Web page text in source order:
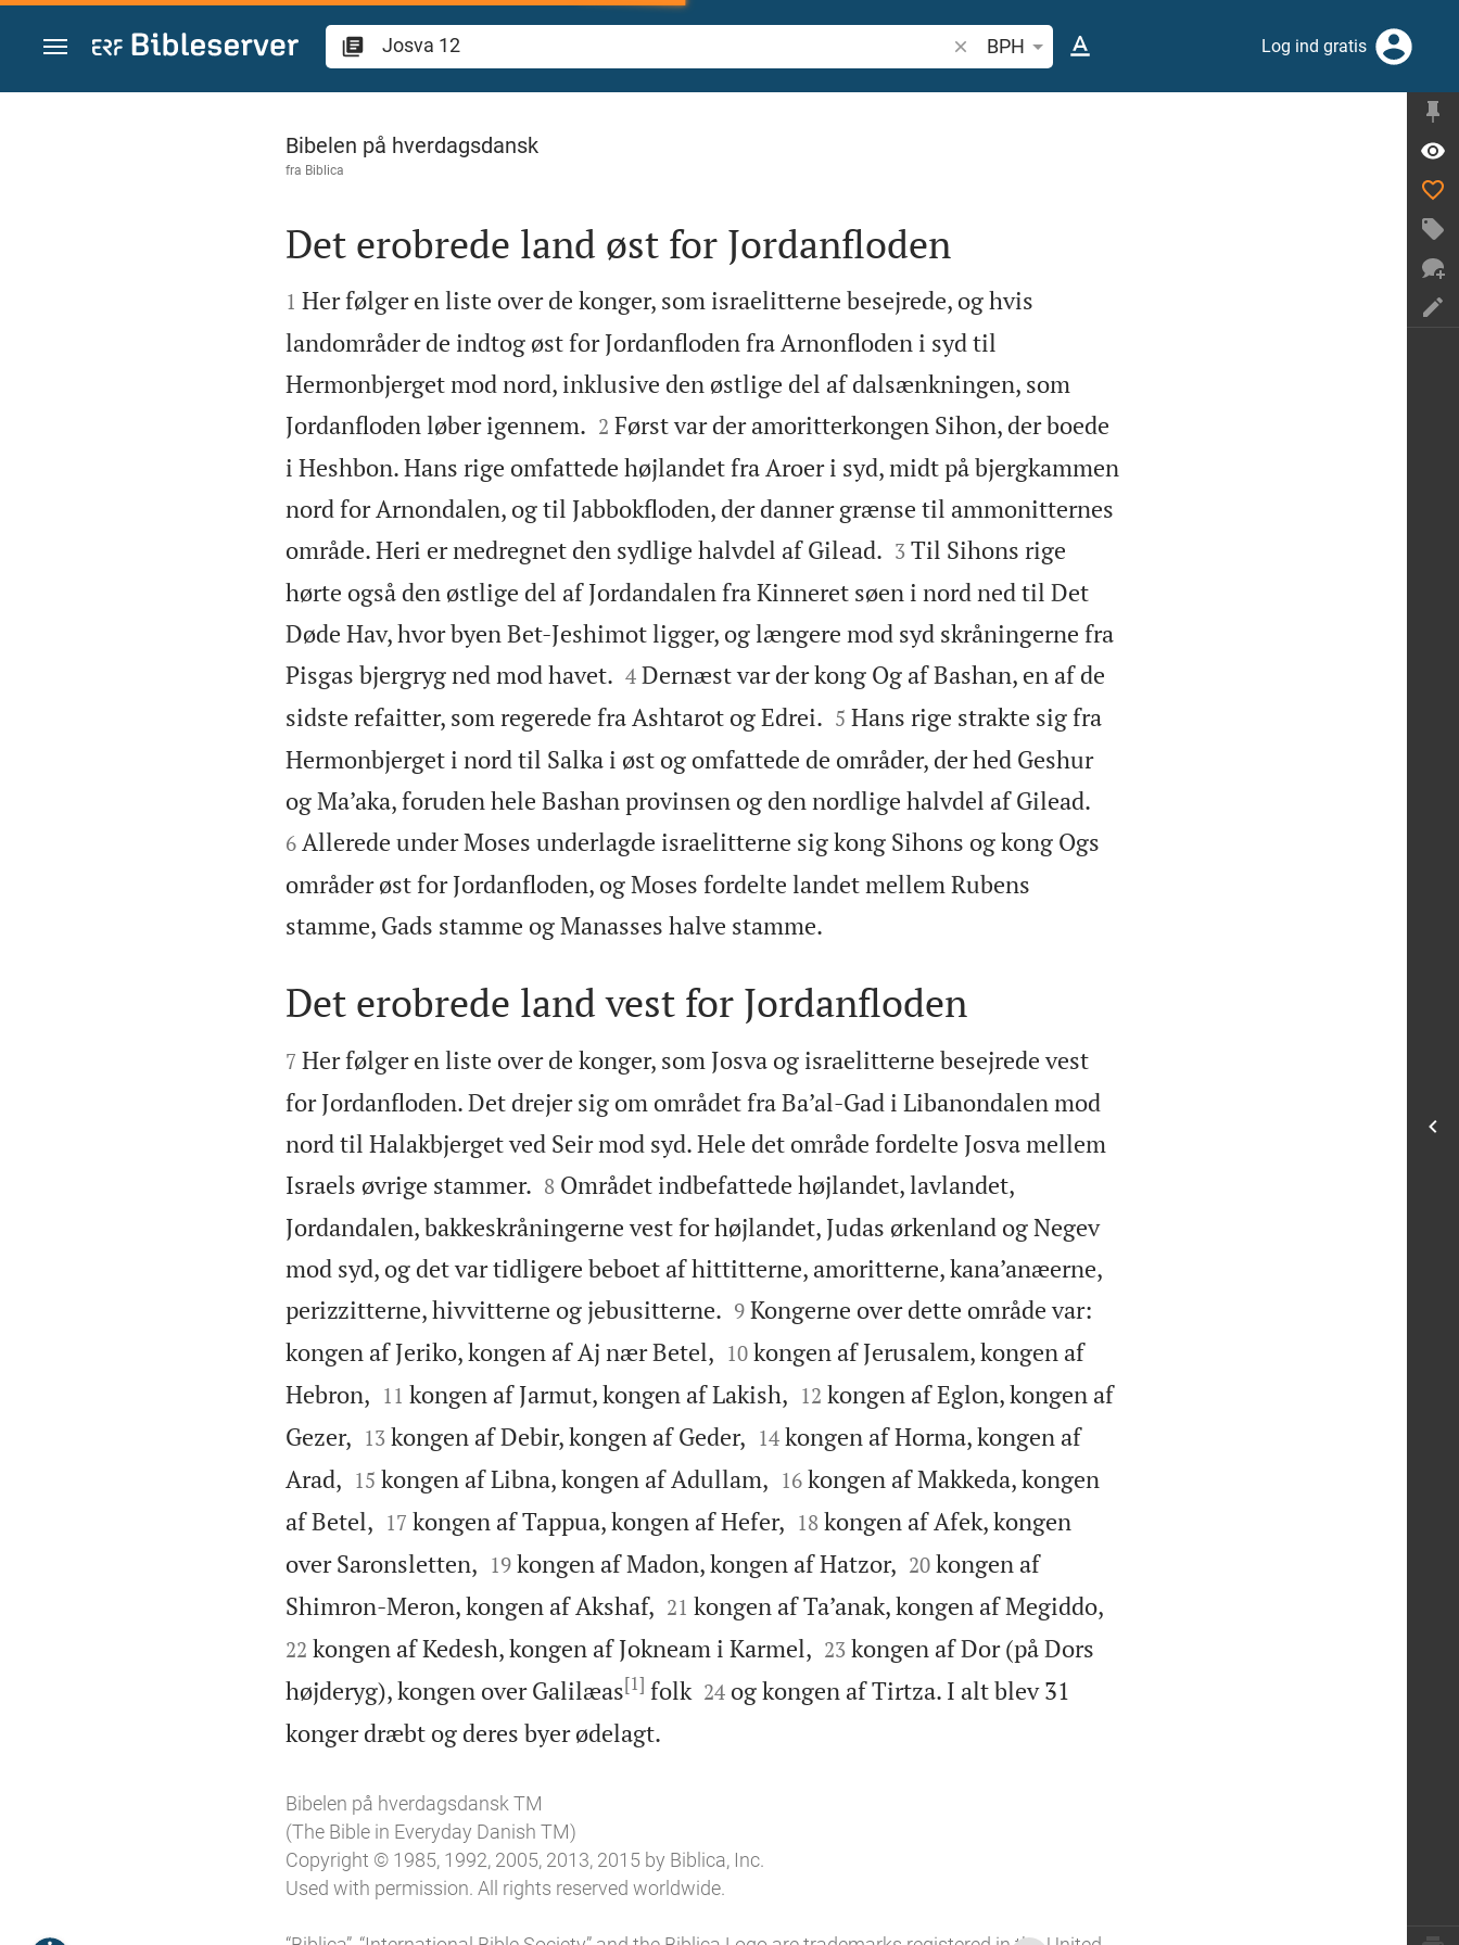
Gå til indhold
Søg efter bibelvers eller ord
BPH Log ind gratis
Josva 12
Bibelen på hverdagsdansk
fra Biblica

Det erobrede land øst for Jordanfloden

1 Her følger en liste over de konger, som israelitterne besejrede, og hvis
landområder de indtog øst for Jordanfloden fra Arnonfloden i syd til
Hermonbjerget mod nord, inklusive den østlige del af dalsænkningen, som
Jordanfloden løber igennem.
2 Først var der amoritterkongen Sihon, der boede
i Heshbon. Hans rige omfattede højlandet fra Aroer i syd, midt på bjergkammen
nord for Arnondalen, og til Jabbokfloden, der danner grænse til ammonitternes
område. Heri er medregnet den sydlige halvdel af Gilead.
3 Til Sihons rige
hørte også den østlige del af Jordandalen fra Kinneret søen i nord ned til Det
Døde Hav, hvor byen Bet-Jeshimot ligger, og længere mod syd skråningerne fra
Pisgas bjergryg ned mod havet.
4 Dernæst var der kong Og af Bashan, en af de
sidste refaitter, som regerede fra Ashtarot og Edrei.
5 Hans rige strakte sig fra
Hermonbjerget i nord til Salka i øst og omfattede de områder, der hed Geshur
og Ma’aka, foruden hele Bashan provinsen og den nordlige halvdel af Gilead.
6 Allerede under Moses underlagde israelitterne sig kong Sihons og kong Ogs
områder øst for Jordanfloden, og Moses fordelte landet mellem Rubens
stamme, Gads stamme og Manasses halve stamme.

Det erobrede land vest for Jordanfloden

7 Her følger en liste over de konger, som Josva og israelitterne besejrede vest
for Jordanfloden. Det drejer sig om området fra Ba’al-Gad i Libanondalen mod
nord til Halakbjerget ved Seir mod syd. Hele det område fordelte Josva mellem
Israels øvrige stammer.
8 Området indbefattede højlandet, lavlandet,
Jordandalen, bakkeskråningerne vest for højlandet, Judas ørkenland og Negev
mod syd, og det var tidligere beboet af hittitterne, amoritterne, kana’anæerne,
perizzitterne, hivvitterne og jebusitterne.
9 Kongerne over dette område var:
kongen af Jeriko, kongen af Aj nær Betel, 

10 kongen af Jerusalem, kongen af
Hebron, 

11 kongen af Jarmut, kongen af Lakish, 

12 kongen af Eglon, kongen af
Gezer, 

13 kongen af Debir, kongen af Geder, 

14 kongen af Horma, kongen af
Arad, 

15 kongen af Libna, kongen af Adullam, 

16 kongen af Makkeda, kongen
af Betel, 

17 kongen af Tappua, kongen af Hefer, 

18 kongen af Afek, kongen
over Saronsletten, 

19 kongen af Madon, kongen af Hatzor, 

20 kongen af
Shimron-Meron, kongen af Akshaf, 

21 kongen af Ta’anak, kongen af Megiddo,
22 kongen af Kedesh, kongen af Jokneam i Karmel, 

23 kongen af Dor (på Dors
højderyg), kongen over Galilæas[1] folk
24 og kongen af Tirtza. I alt blev 31
konger dræbt og deres byer ødelagt.
Bibelen på hverdagsdansk TM
(The Bible in Everyday Danish TM)
Copyright © 1985, 1992, 2005, 2013, 2015 by Biblica, Inc.
Used with permission. All rights reserved worldwide.